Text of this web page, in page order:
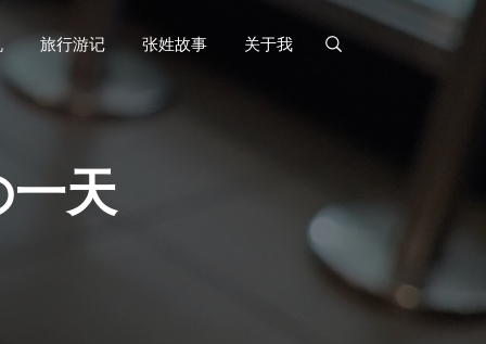
旅行游记 张姓故事 关于我
天